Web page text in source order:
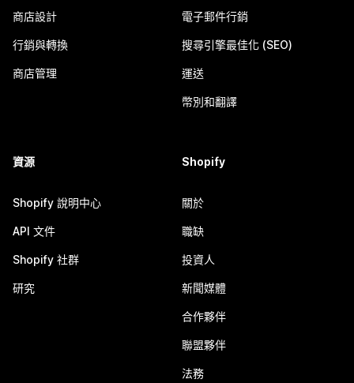
商店設計
行銷與轉換
商店管理
電子郵件行銷
搜尋引擎最佳化 (SEO)
運送
幣別和翻譯
資源
Shopify 說明中心
API 文件
Shopify 社群
研究
Shopify
關於
職缺
投資人
新聞媒體
合作夥伴
聯盟夥伴
法務